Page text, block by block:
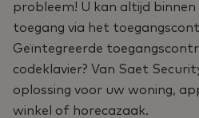
probleem! U kan altijd
toegang via het
Geïntegreerde
codeklavier? Van Saet
oplossing voor uw woning,
winkel of horecazaak.